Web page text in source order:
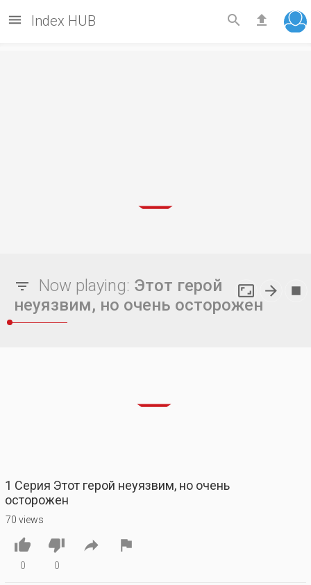
 Index HUB  
Now playing: Этот герой
неуязвим, но очень осторожен
  
1 Серия Этот герой неуязвим, но очень
осторожен
70 views

0

0
 